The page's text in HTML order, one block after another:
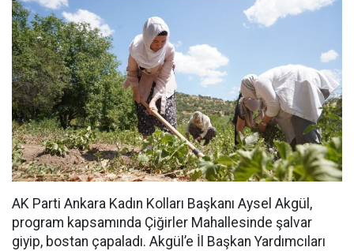
AK Parti Ankara Kadın Kolları Başkanı Aysel Akgül,
program kapsamında Çiğirler Mahallesinde şalvar
giyip, bostan çapaladı. Akgül’e İl Başkan Yardımcıları